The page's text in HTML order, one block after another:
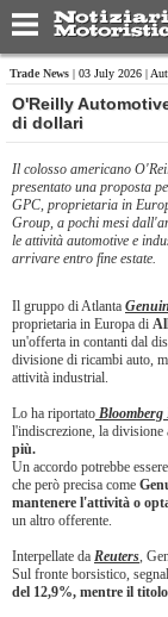
Trade News | 03 July 2026 |
O'Reilly
di dollari
Il colosso americano
presentato una proposta
GPC, proprietaria in
Group, a pochi mesi
le attività automotive e
arrivare entro fine estate.
Il gruppo di Atlanta
proprietaria in Europa di
un'offerta in contanti dal
divisione di ricambi auto,
attività industrial.
Lo ha riportato Bloomberg
l'indiscrezione, la divisione
più.
Un accordo potrebbe
che però precisa come
mantenere l'attività o
un altro offerente.
Interpellate da Reuters,
Sul fronte borsistico,
del 12,9%, mentre il